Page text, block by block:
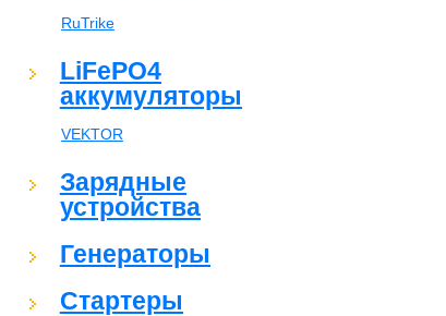
RuTrike
LiFePO4
аккумуляторы
VEKTOR
Зарядные
устройства
Генераторы
Стартеры